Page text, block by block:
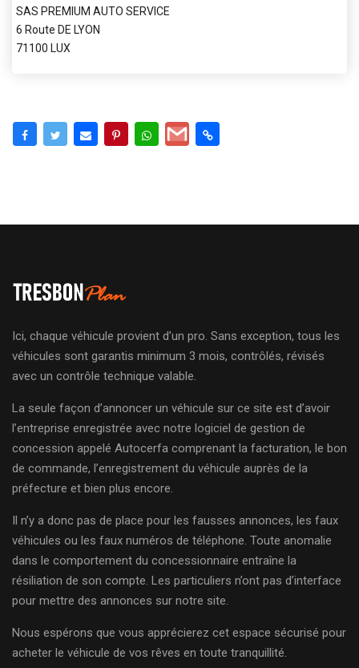
SAS PREMIUM AUTO SERVICE
6 Route DE LYON
71100 LUX
Ici, chaque véhicule provient d’un pro. Sans exception, tous les
véhicules sont garantis minimum 3 mois, contrôlés, révisés
avec un contrôle technique valable.
La seule façon d’annoncer un véhicule sur ce site est d’avoir
l’entreprise enregistrée avec notre logiciel de gestion de
concession appelé Autocerfa comprenant la facturation, le bon
de commande, l’enregistrement du véhicule auprès de la
préfecture et bien plus encore.
Il n’y a donc pas de place pour les fausses annonces, les faux
véhicules ou les faux numéros de téléphone. Toute anomalie
dans le comportement du concessionnaire entraîne la
résiliation de son compte. Les particuliers n’ont pas d’interface
pour mettre des annonces sur notre site.
Nous espérons que vous apprécierez cet espace sécurisé pour
acheter le véhicule de vos rêves en toute tranquillité.